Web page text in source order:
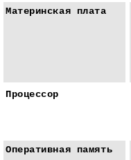
Материнская плата
Процессор
Оперативная память